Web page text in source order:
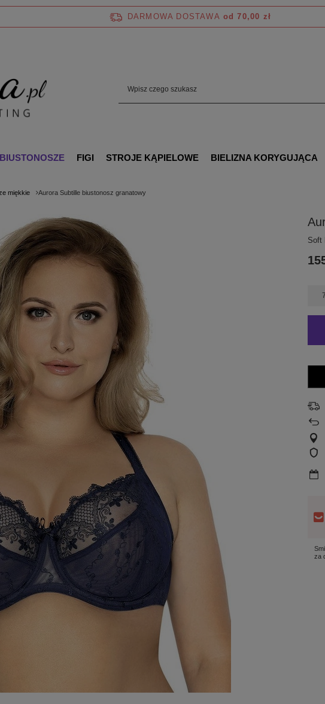
DARMOWA DOSTAWA od 70,00 zł
BIUSTONOSZE FIGI STROJE KĄPIELOWE BIELIZNA KORYGUJĄCA
miękkie Aurora Subtille biustonosz granatowy
Soft
za